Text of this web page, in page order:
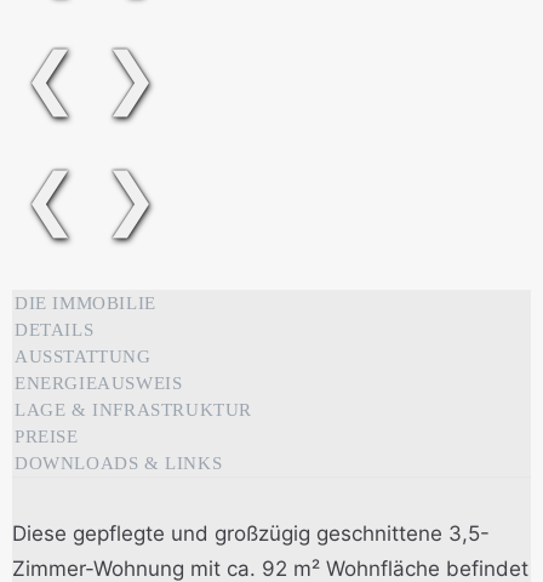
❮ ❯
❮ ❯
DIE IMMOBILIE
DETAILS
AUSSTATTUNG
ENERGIEAUSWEIS
LAGE & INFRASTRUKTUR
PREISE
DOWNLOADS & LINKS
Diese gepflegte und großzügig geschnittene 3,5-
Zimmer-Wohnung mit ca. 92 m² Wohnfläche befindet